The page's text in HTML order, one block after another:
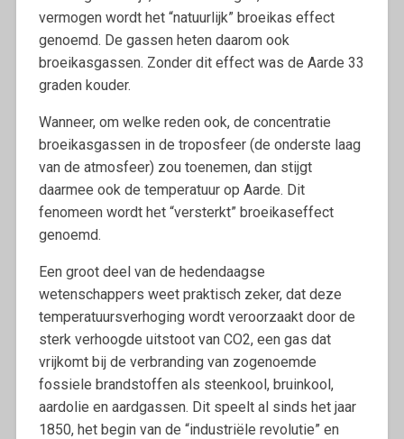
vermogen wordt het “natuurlijk” broeikas effect
genoemd. De gassen heten daarom ook
broeikasgassen. Zonder dit effect was de Aarde 33
graden kouder.
Wanneer, om welke reden ook, de concentratie
broeikasgassen in de troposfeer (de onderste laag
van de atmosfeer) zou toenemen, dan stijgt
daarmee ook de temperatuur op Aarde. Dit
fenomeen wordt het “versterkt” broeikaseffect
genoemd.
Een groot deel van de hedendaagse
wetenschappers weet praktisch zeker, dat deze
temperatuursverhoging wordt veroorzaakt door de
sterk verhoogde uitstoot van CO2, een gas dat
vrijkomt bij de verbranding van zogenoemde
fossiele brandstoffen als steenkool, bruinkool,
aardolie en aardgassen. Dit speelt al sinds het jaar
1850, het begin van de “industriële revolutie” en